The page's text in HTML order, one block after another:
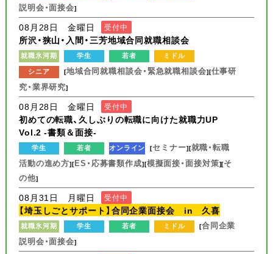
説明会・面接会]
08月28日 金曜日 受付中
所沢・狭山・入間・三芳地域合同就職相談会
就職氷河期 学生 若者
ミドル
シニア
[地域合同就職相談会・緊急就職相談会][仕事研
究・業界研究]
08月28日 金曜日 受付中
初めての転職、久しぶりの転職に向けた就職力UP
Vol.2 -書類＆面接-
学生 若者 オンライン [セミナー][就職・転職
活動の進め方][ES・応募書類作成][模擬面接・面接対策][そ
の他]
08月31日 月曜日 受付中
【埼玉しごとサポート】合同企業面接会 in 久喜
就職氷河期 学生 若者 ミドル [合同企業
説明会・面接会]